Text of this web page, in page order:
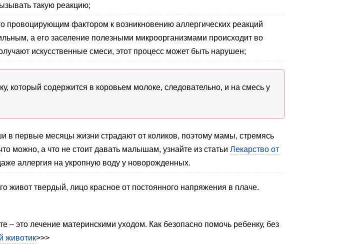
такую реакцию;
провоцирующим фактором к возникновению аллергических реакций
а его заселение полезными микроорганизмами происходит во
искусственные смеси, этот процесс может быть нарушен;
который содержится в коровьем молоке, следовательно, и на смесь у
в первые месяцы жизни страдают от коликов, поэтому мамы, стремясь
можно, а что не стоит давать малышам, узнайте из статьи Лекарство от
аллергия на укропную воду у новорожденных.
живот твердый, лицо красное от постоянного напряжения в плаче.
это лечение материнскими уходом. Как безопасно помочь ребенку, без
животик>>>